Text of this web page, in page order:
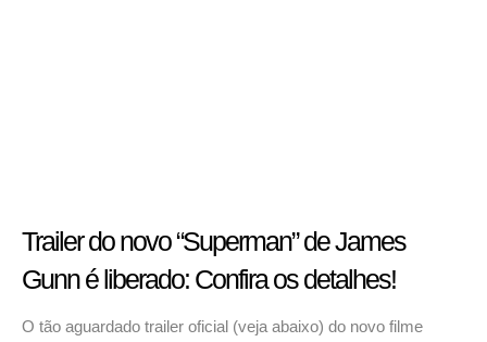
Trailer do novo “Superman” de James
Gunn é liberado: Confira os detalhes!
O tão aguardado trailer oficial (veja abaixo) do novo filme